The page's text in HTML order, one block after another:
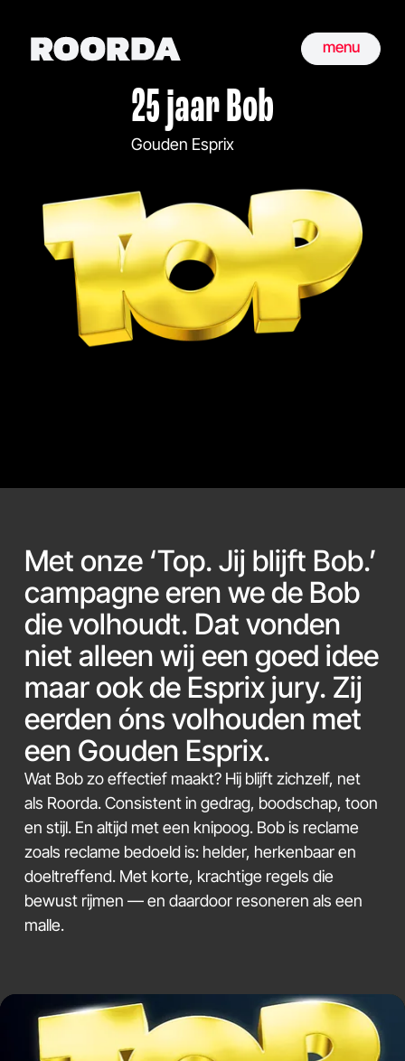
25 jaar Bob
Gouden Esprix
Met onze ‘Top. Jij blijft Bob.’
campagne eren we de Bob
die volhoudt. Dat vonden
niet alleen wij een goed idee
maar ook de Esprix jury. Zij
eerden óns volhouden met
een Gouden Esprix.
Wat Bob zo effectief maakt? Hij blijft zichzelf, net
als Roorda. Consistent in gedrag, boodschap, toon
en stijl. En altijd met een knipoog. Bob is reclame
zoals reclame bedoeld is: helder, herkenbaar en
doeltreffend. Met korte, krachtige regels die
bewust rijmen — en daardoor resoneren als een
malle.
menu